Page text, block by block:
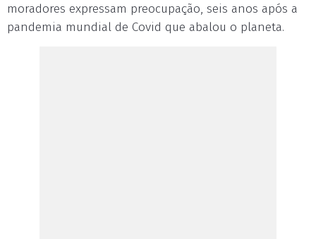
moradores expressam preocupação, seis anos após a
pandemia mundial de Covid que abalou o planeta.